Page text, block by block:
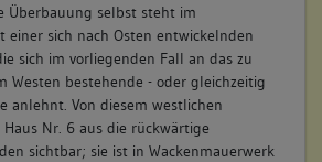
Überbauung selbst steht im
einer sich nach Osten entwickelnden
sich im vorliegenden Fall an das zu
Westen bestehende - oder gleichzeitig
anlehnt. Von diesem westlichen
Nr. 6 aus die rückwärtige
sichtbar; sie ist in Wackenmauerwerk